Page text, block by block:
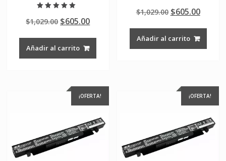
5.00
de 5
$1,029.00 Original
was:
$1,029.00.
$605.00Current
Añadir al carrito
4.50
de 5
$1,029.00 Original
was:
$1,029.00.
$605.00
Añadir al carrito
¡OFERTA! ¡OFERTA!